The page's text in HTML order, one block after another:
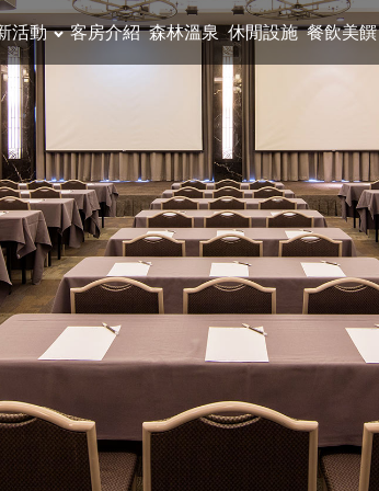
活動 客房介紹 森林溫泉 休閒設施 餐飲美饌